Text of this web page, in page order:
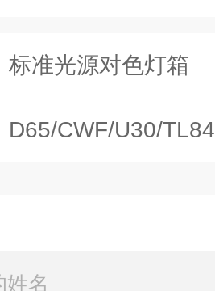
标准光源对色灯箱
D65/CWF/U30/TL84/U35/A/